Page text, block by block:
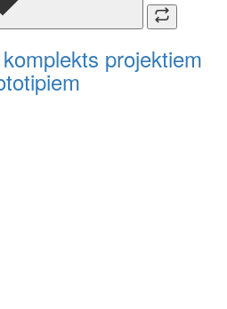
projektiem